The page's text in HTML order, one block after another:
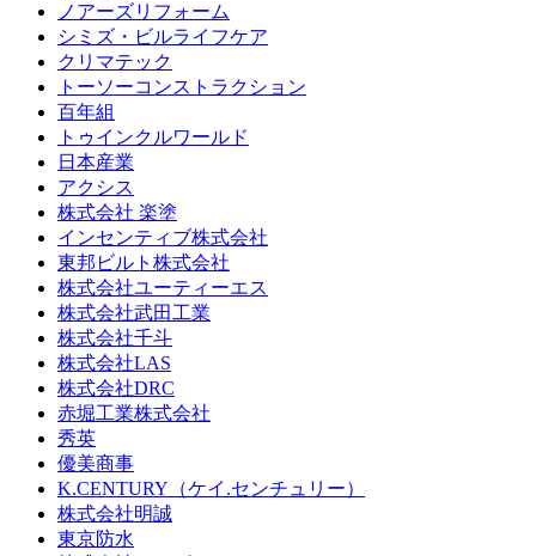
ノアーズリフォーム
シミズ・ビルライフケア
クリマテック
トーソーコンストラクション
百年組
トゥインクルワールド
日本産業
アクシス
株式会社 楽塗
インセンティブ株式会社
東邦ビルト株式会社
株式会社ユーティーエス
株式会社武田工業
株式会社千斗
株式会社LAS
株式会社DRC
赤堀工業株式会社
秀英
優美商事
K.CENTURY（ケイ.センチュリー）
株式会社明誠
東京防水